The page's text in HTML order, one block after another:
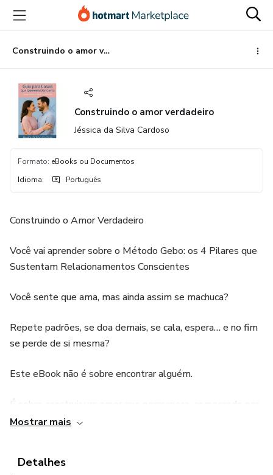
para
conteúdo
principal
para
pagamento
para
rodapé
Construindo o amor verdadeiro
Construindo o amor verdadeiro
Jéssica da Silva Cardoso
Formato: eBooks ou Documentos
Idioma: Português
Construindo o Amor Verdadeiro
Você vai aprender sobre o Método Gebo: os 4 Pilares que
Sustentam Relacionamentos Conscientes
Você sente que ama, mas ainda assim se machuca?
Repete padrões, se doa demais, se cala, espera… e no fim
se perde de si mesma?
Este eBook não é sobre encontrar alguém.
É sobre construir um amor que permaneça, começando por
dentro.
símbolo da troca justa, do equilíbrio e do amor consciente
Mostrar mais
Detalhes